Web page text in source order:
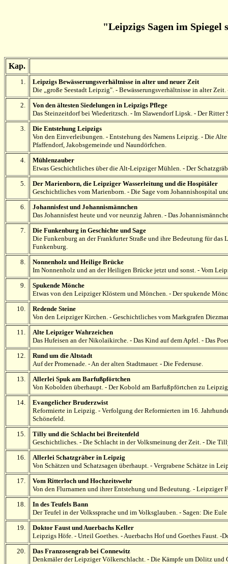
"Leipzigs Sagen im
Kap.
1.
Leipzigs Bewässerungsverhältnisse in alter und neuer Zeit
Die „große Seestadt Leipzig". - Bewässerungsverhältnisse in alter
2.
Von den ältesten Siedelungen in Leipzigs Pflege
Das Steinzeitdorf bei Wiederitzsch. - Im Slawendorf Lipsk. - Der
3.
Die Entstehung Leipzigs
Von den Einverleibungen. - Entstehung des Namens Leipzig. - Die
Pfaffendorf, Jakobsgemeinde und Naundörfchen.
4.
Mühlenzauber
Etwas Geschichtliches über die Alt-Leipziger Mühlen. - Der
5.
Der Marienborn, die Leipziger Wasserleitung und die Hospitäler
Geschichtliches vom Marienborn. - Die Sage vom Johannishospital
6.
Johannisfest und Johannismännchen
Das Johannisfest heute und vor neunzig Jahren. - Das
7.
Die Funkenburg in Geschichte und Sage
Die Funkenburg an der Frankfurter Straße und ihre Bedeutung für
Funkenburg.
8.
Nonnenholz und Heilige Brücke
Im Nonnenholz und an der Heiligen Brücke jetzt und sonst. - Vom
9.
Spukende Mönche
Etwas von den Leipziger Klöstern und Mönchen. - Der spukende
10.
Redende Steine
Von den Leipziger Kirchen. - Geschichtliches vom Markgrafen
11.
Alte Leipziger Wahrzeichen
Das Hufeisen an der Nikolaikirche. - Das Kind auf dem Apfel. - Das
12.
Rund um die Altstadt
Auf der Promenade. - An der alten Stadtmauer. - Die Federsuse.
13.
Allerlei Spuk am Barfußpförtchen
Von Kobolden überhaupt. - Der Kobold am Barfußpförtchen zu
14.
Evangelicher Bruderzwist
Reformierte in Leipzig. - Verfolgung der Reformierten im 16.
Schönefeld.
15.
Tilly und die Schlacht bei Breitenfeld
Geschichtliches. - Die Schlacht in der Volksmeinung der Zeit. - Die
16.
Allerlei Schatzgräber in Leipzig
Von Schätzen und Schatzsagen überhaupt. - Vergrabene Schätze in
17.
Vom Ritterloch und Hochzeitswehr
Von den Flurnamen und ihrer Entstehung und Bedeutung. -
18.
In des Teufels Bann
Der Teufel in der Volkssprache und im Volksglauben. - Sagen: Die
19.
Doktor Faust und Auerbachs Keller
Leipzigs Höfe. - Urteil Goethes. - Auerbachs Hof und Goethes Faust. -
20.
Das Franzosengrab bei Connewitz
Denkmäler der Leipziger Völkerschlacht. - Die Kämpfe um Dölitz und